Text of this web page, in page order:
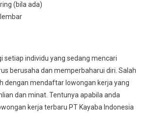
(bila ada)
lembar
setiap individu yang sedang mencari
berusaha dan memperbaharui diri. Salah
dengan mendaftar lowongan kerja yang
dan minat. Tentunya apabila anda
kerja terbaru PT Kayaba Indonesia